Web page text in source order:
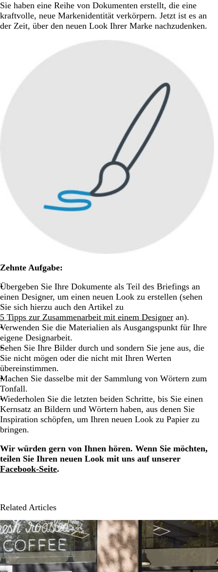
Sie haben eine Reihe von Dokumenten erstellt, die eine
kraftvolle, neue Markenidentität verkörpern. Jetzt ist es an
der Zeit, über den neuen Look Ihrer Marke nachzudenken.
Zehnte Aufgabe:
Übergeben Sie Ihre Dokumente als Teil des Briefings an
einen Designer, um einen neuen Look zu erstellen (sehen
Sie sich hierzu auch den Artikel zu
5 Tipps zur Zusammenarbeit mit einem Designer an).
Verwenden Sie die Materialien als Ausgangspunkt für Ihre
eigene Designarbeit.
Sehen Sie Ihre Bilder durch und sondern Sie jene aus, die
Sie nicht mögen oder die nicht mit Ihren Werten
übereinstimmen.
Machen Sie dasselbe mit der Sammlung von Wörtern zum
Tonfall.
Wiederholen Sie die letzten beiden Schritte, bis Sie einen
Kernsatz an Bildern und Wörtern haben, aus denen Sie
Inspiration schöpfen, um Ihren neuen Look zu Papier zu
bringen.
Wir würden gern von Ihnen hören. Wenn Sie möchten,
teilen Sie Ihren neuen Look mit uns auf unserer
Facebook-Seite.
Related Articles